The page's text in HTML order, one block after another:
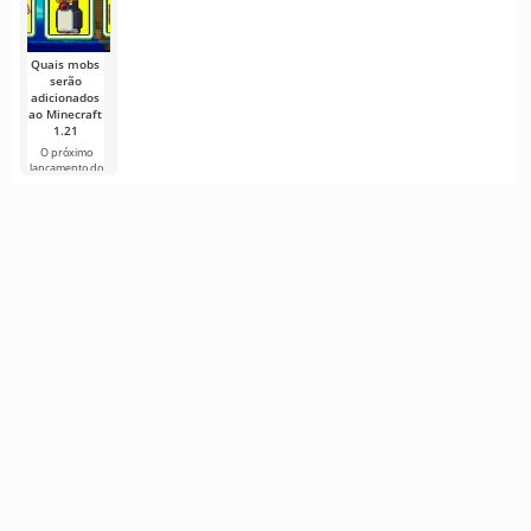
muitos
Quais mobs
serão
adicionados
ao Minecraft
1.21
O próximo
lançamento do